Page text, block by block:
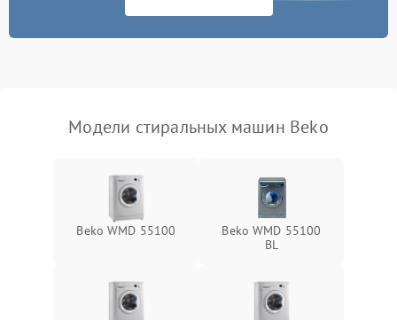
Модели стиральных машин Beko
Beko WMD 55100
Beko WMD 55100
BL